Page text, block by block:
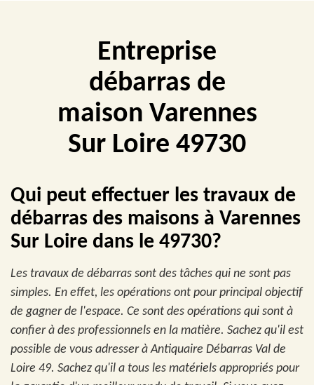
Entreprise
débarras de
maison Varennes
Sur Loire 49730
Qui peut effectuer les travaux de
débarras des maisons à Varennes
Sur Loire dans le 49730?
Les travaux de débarras sont des tâches qui ne sont pas
simples. En effet, les opérations ont pour principal objectif
de gagner de l'espace. Ce sont des opérations qui sont à
confier à des professionnels en la matière. Sachez qu'il est
possible de vous adresser à Antiquaire Débarras Val de
Loire 49. Sachez qu'il a tous les matériels appropriés pour